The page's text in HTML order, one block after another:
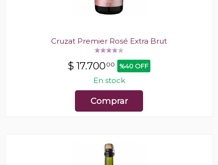
Cruzat Premier Rosé Extra Brut
$ 17.70000 %40 OFF
En stock
Comprar